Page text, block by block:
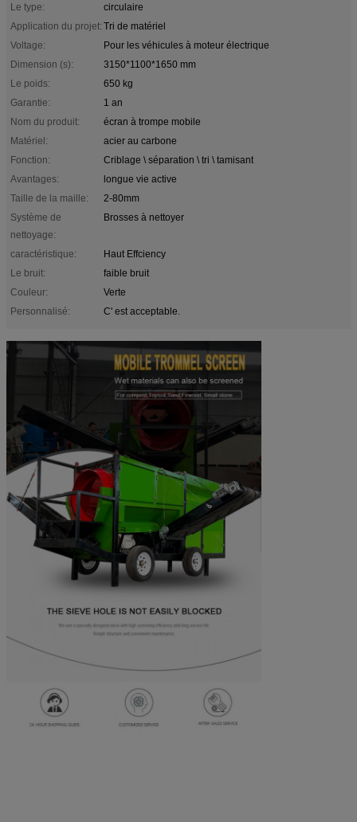
Le type:
circulaire
Application du projet: Tri de matériel
Voltage:
Pour les véhicules à moteur électrique
Dimension (s):
3150*1100*1650 mm
Le poids:
650 kg
Garantie:
1 an
Nom du produit:
écran à trompe mobile
Matériel:
acier au carbone
Fonction:
Criblage \ séparation \ tri \ tamisant
Avantages:
longue vie active
Taille de la maille:
2-80mm
Système de
nettoyage:
Brosses à nettoyer
caractéristique:
Haut Effciency
Le bruit:
faible bruit
Couleur:
Verte
Personnalisé:
C' est acceptable.